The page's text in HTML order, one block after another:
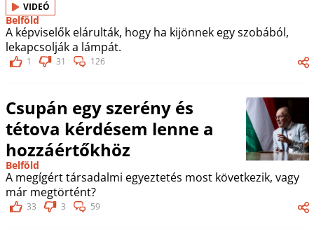
VIDEÓ
Belföld
A képviselők elárulták, hogy ha kijönnek egy szobából,
lekapcsolják a lámpát.
1 31 126
Csupán egy szerény és
tétova kérdésem lenne a
hozzáértőkhöz
Belföld
A megígért társadalmi egyeztetés most következik, vagy
már megtörtént?
33 3 59